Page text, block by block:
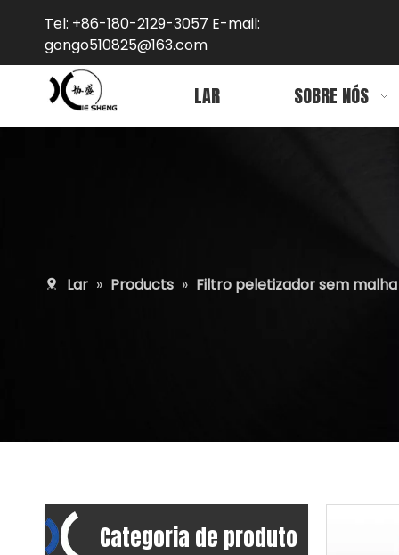
Tel: +86-180-2129-3057 E-mail:
gongo510825@163.com
LAR SOBRE NÓS
Lar » Products » Filtro peletizador sem
Categoria de produto